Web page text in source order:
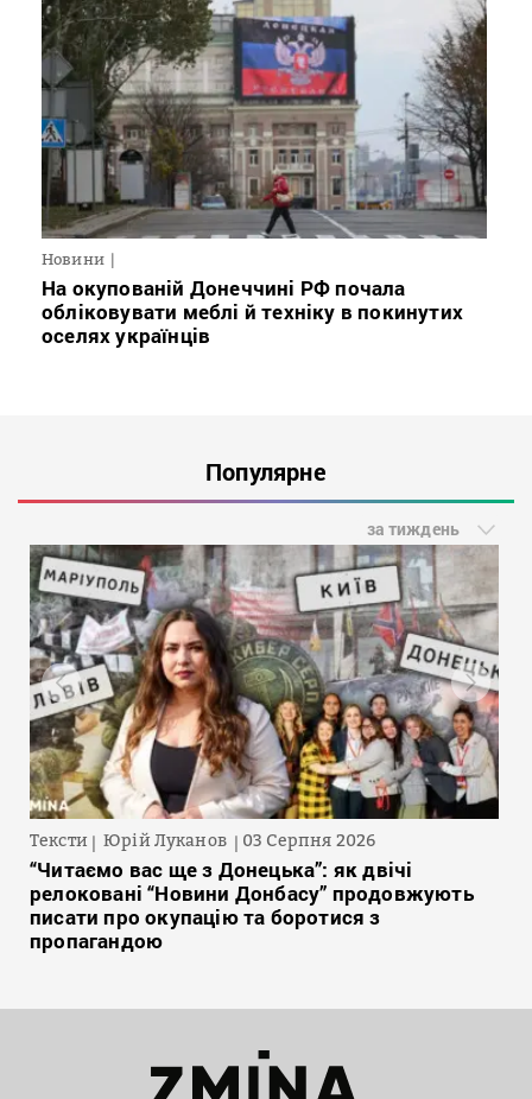
Новини
На окупованій Донеччині РФ почала
обліковувати меблі й техніку в покинутих
оселях українців
Популярне
за тиждень
Тексти Юрій Луканов 03 Серпня 2026
“Читаємо вас ще з Донецька”: як двічі
релоковані “Новини Донбасу” продовжують
писати про окупацію та боротися з
пропагандою